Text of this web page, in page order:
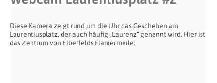
Diese Kamera zeigt rund um die Uhr das Geschehen am
Laurentiusplatz, der auch häufig „Laurenz“ genannt wird. Hier ist
das Zentrum von Elberfelds Flaniermeile: